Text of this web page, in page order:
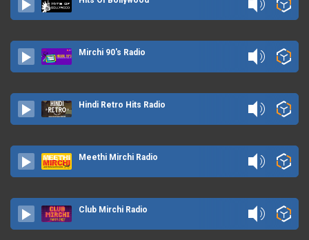
Mirchi 90's Radio
Hindi Retro Hits Radio
Meethi Mirchi Radio
Club Mirchi Radio